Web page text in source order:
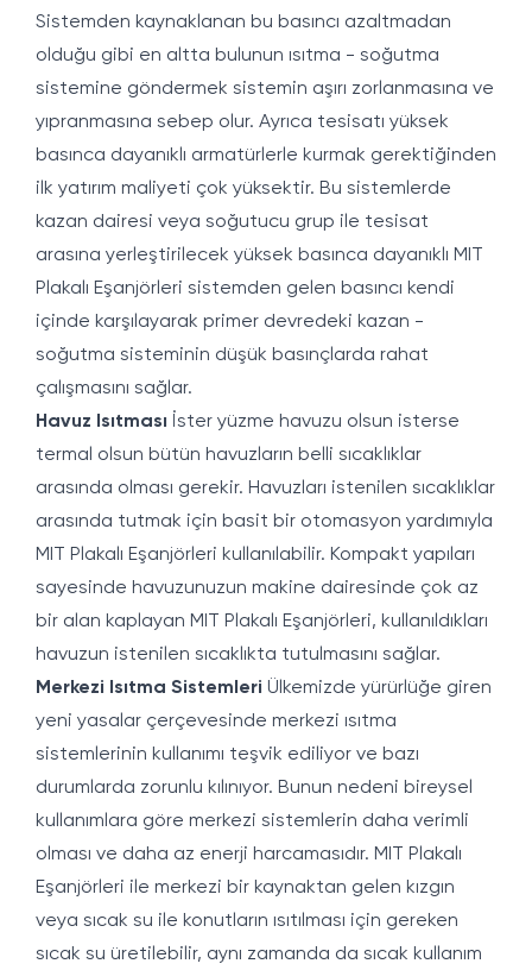
Sistemden kaynaklanan bu basıncı azaltmadan
olduğu gibi en altta bulunun ısıtma - soğutma
sistemine göndermek sistemin aşırı zorlanmasına ve
yıpranmasına sebep olur. Ayrıca tesisatı yüksek
basınca dayanıklı armatürlerle kurmak gerektiğinden
ilk yatırım maliyeti çok yüksektir. Bu sistemlerde
kazan dairesi veya soğutucu grup ile tesisat
arasına yerleştirilecek yüksek basınca dayanıklı MIT
Plakalı Eşanjörleri sistemden gelen basıncı kendi
içinde karşılayarak primer devredeki kazan -
soğutma sisteminin düşük basınçlarda rahat
çalışmasını sağlar.
Havuz Isıtması İster yüzme havuzu olsun isterse
termal olsun bütün havuzların belli sıcaklıklar
arasında olması gerekir. Havuzları istenilen sıcaklıklar
arasında tutmak için basit bir otomasyon yardımıyla
MIT Plakalı Eşanjörleri kullanılabilir. Kompakt yapıları
sayesinde havuzunuzun makine dairesinde çok az
bir alan kaplayan MIT Plakalı Eşanjörleri, kullanıldıkları
havuzun istenilen sıcaklıkta tutulmasını sağlar.
Merkezi Isıtma Sistemleri Ülkemizde yürürlüğe giren
yeni yasalar çerçevesinde merkezi ısıtma
sistemlerinin kullanımı teşvik ediliyor ve bazı
durumlarda zorunlu kılınıyor. Bunun nedeni bireysel
kullanımlara göre merkezi sistemlerin daha verimli
olması ve daha az enerji harcamasıdır. MIT Plakalı
Eşanjörleri ile merkezi bir kaynaktan gelen kızgın
veya sıcak su ile konutların ısıtılması için gereken
sıcak su üretilebilir, aynı zamanda da sıcak kullanım